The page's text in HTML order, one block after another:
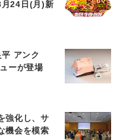
24日(月)新
アンク
ューが登場
強化し、サ
機会を模索